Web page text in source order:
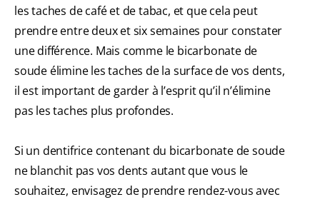
les taches de café et de tabac, et que cela peut
prendre entre deux et six semaines pour constater
une différence. Mais comme le bicarbonate de
soude élimine les taches de la surface de vos dents,
il est important de garder à l’esprit qu’il n’élimine
pas les taches plus profondes.
Si un dentifrice contenant du bicarbonate de soude
ne blanchit pas vos dents autant que vous le
souhaitez, envisagez de prendre rendez-vous avec